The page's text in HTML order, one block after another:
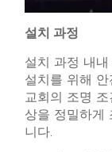
설치 과정
설치 과정 내
설치를 위해
교회의 조명
상을 정밀하게
니다.